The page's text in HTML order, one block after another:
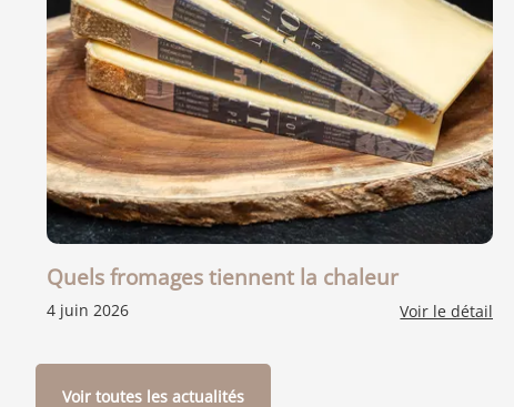
Quels fromages tiennent la chaleur
4 juin 2026 Voir le détail
Voir toutes les actualités